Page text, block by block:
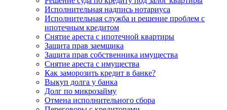
Исполнительная надпись нотариуса
Исполнительная служба и решение проблем с
ипотечным кредитом
Снятие ареста с ипотечной квартиры
Защита прав заемщика
Защита прав собственника имущества
Снятие ареста с имущества
Как заморозить кредит в банке?
Выкуп долга у банка
Долг по микрозайму
Отмена исполнительного сбора